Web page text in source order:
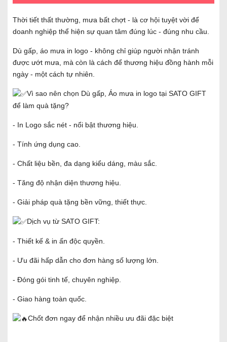
Thời tiết thất thường, mưa bất chợt - là cơ hội tuyệt vời để
doanh nghiệp thể hiện sự quan tâm đúng lúc - đúng nhu cầu.
Dù gấp, áo mưa in logo - không chỉ giúp người nhận tránh
được ướt mưa, mà còn là cách để thương hiệu đồng hành mỗi
ngày - một cách tự nhiên.
Vì sao nên chọn Dù gấp, Áo mưa in logo tại SATO GIFT
để làm quà tặng?
- In Logo sắc nét - nổi bật thương hiệu.
- Tính ứng dụng cao.
- Chất liệu bền, đa dạng kiểu dáng, màu sắc.
- Tăng độ nhận diện thương hiệu.
- Giải pháp quà tặng bền vững, thiết thực.
Dịch vụ từ SATO GIFT:
- Thiết kế & in ấn độc quyền.
- Ưu đãi hấp dẫn cho đơn hàng số lượng lớn.
- Đóng gói tinh tế, chuyên nghiệp.
- Giao hàng toàn quốc.
Chốt đơn ngay để nhận nhiều ưu đãi đặc biệt